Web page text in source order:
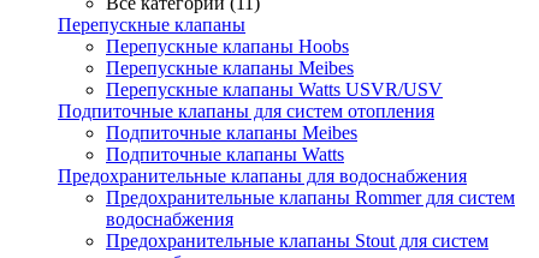
Перепускные клапаны
Перепускные клапаны Hoobs
Перепускные клапаны Meibes
Перепускные клапаны Watts USVR/USV
Подпиточные клапаны для систем отопления
Подпиточные клапаны Meibes
Подпиточные клапаны Watts
Предохранительные клапаны для водоснабжения
Предохранительные клапаны Rommer для систем
водоснабжения
Предохранительные клапаны Stout для систем